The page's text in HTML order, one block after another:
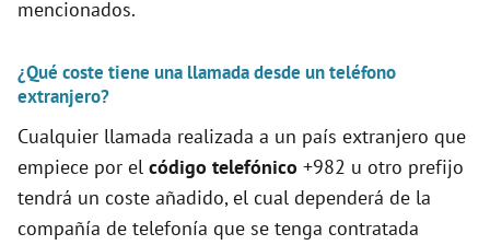
mencionados.
¿Qué coste tiene una llamada desde un teléfono
extranjero?
Cualquier llamada realizada a un país extranjero que
empiece por el código telefónico +982 u otro prefijo
tendrá un coste añadido, el cual dependerá de la
compañía de telefonía que se tenga contratada